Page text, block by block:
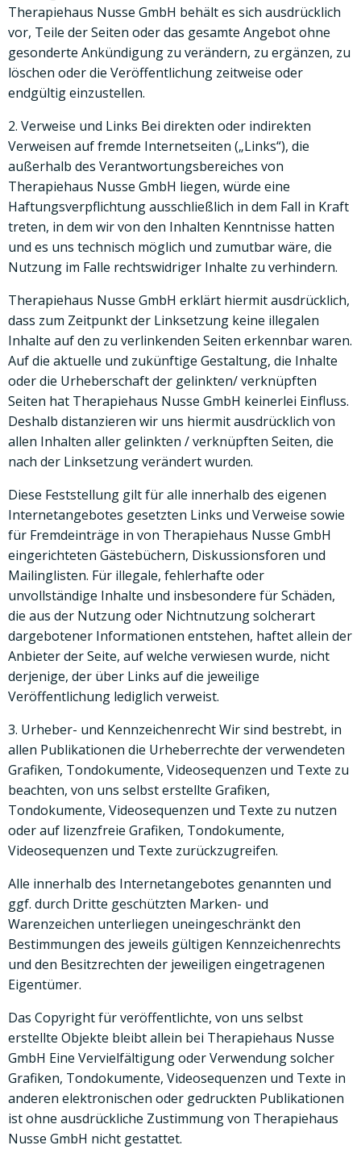
Therapiehaus Nusse GmbH behält es sich ausdrücklich
vor, Teile der Seiten oder das gesamte Angebot ohne
gesonderte Ankündigung zu verändern, zu ergänzen, zu
löschen oder die Veröffentlichung zeitweise oder
endgültig einzustellen.
2. Verweise und Links Bei direkten oder indirekten
Verweisen auf fremde Internetseiten („Links“), die
außerhalb des Verantwortungsbereiches von
Therapiehaus Nusse GmbH liegen, würde eine
Haftungsverpflichtung ausschließlich in dem Fall in Kraft
treten, in dem wir von den Inhalten Kenntnisse hatten
und es uns technisch möglich und zumutbar wäre, die
Nutzung im Falle rechtswidriger Inhalte zu verhindern.
Therapiehaus Nusse GmbH erklärt hiermit ausdrücklich,
dass zum Zeitpunkt der Linksetzung keine illegalen
Inhalte auf den zu verlinkenden Seiten erkennbar waren.
Auf die aktuelle und zukünftige Gestaltung, die Inhalte
oder die Urheberschaft der gelinkten/ verknüpften
Seiten hat Therapiehaus Nusse GmbH keinerlei Einfluss.
Deshalb distanzieren wir uns hiermit ausdrücklich von
allen Inhalten aller gelinkten / verknüpften Seiten, die
nach der Linksetzung verändert wurden.
Diese Feststellung gilt für alle innerhalb des eigenen
Internetangebotes gesetzten Links und Verweise sowie
für Fremdeinträge in von Therapiehaus Nusse GmbH
eingerichteten Gästebüchern, Diskussionsforen und
Mailinglisten. Für illegale, fehlerhafte oder
unvollständige Inhalte und insbesondere für Schäden,
die aus der Nutzung oder Nichtnutzung solcherart
dargebotener Informationen entstehen, haftet allein der
Anbieter der Seite, auf welche verwiesen wurde, nicht
derjenige, der über Links auf die jeweilige
Veröffentlichung lediglich verweist.
3. Urheber- und Kennzeichenrecht Wir sind bestrebt, in
allen Publikationen die Urheberrechte der verwendeten
Grafiken, Tondokumente, Videosequenzen und Texte zu
beachten, von uns selbst erstellte Grafiken,
Tondokumente, Videosequenzen und Texte zu nutzen
oder auf lizenzfreie Grafiken, Tondokumente,
Videosequenzen und Texte zurückzugreifen.
Alle innerhalb des Internetangebotes genannten und
ggf. durch Dritte geschützten Marken- und
Warenzeichen unterliegen uneingeschränkt den
Bestimmungen des jeweils gültigen Kennzeichenrechts
und den Besitzrechten der jeweiligen eingetragenen
Eigentümer.
Das Copyright für veröffentlichte, von uns selbst
erstellte Objekte bleibt allein bei Therapiehaus Nusse
GmbH Eine Vervielfältigung oder Verwendung solcher
Grafiken, Tondokumente, Videosequenzen und Texte in
anderen elektronischen oder gedruckten Publikationen
ist ohne ausdrückliche Zustimmung von Therapiehaus
Nusse GmbH nicht gestattet.